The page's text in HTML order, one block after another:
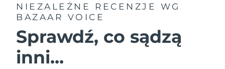
NIEZALEŻNE RECENZJE
WG
BAZAAR VOICE
Sprawdź, co sądzą
inni...